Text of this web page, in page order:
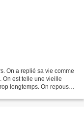
On a replié sa vie comme
On est telle une vieille
longtemps. On repousse